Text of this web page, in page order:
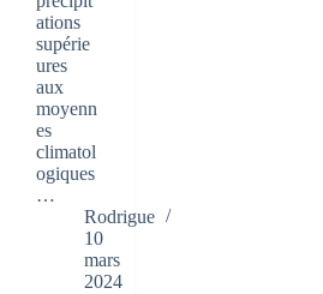
ations
supérie
ures
aux
moyenn
es
climatol
ogiques
…
Rodrigue
10
mars
2024